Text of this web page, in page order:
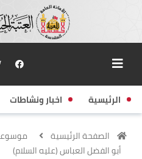
الرئيسية اخبار ونشاطات
الصفحة الرئيسية
أبو الفضل العباس (عليه السلام)